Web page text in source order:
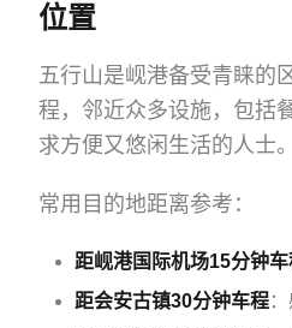
位置
五行山是岘港备受青睐的
程，邻近众多设施，包括
求方便又悠闲生活的人士。
常用目的地距离参考：
距岘港国际机场15分钟车
距会安古镇30分钟车程